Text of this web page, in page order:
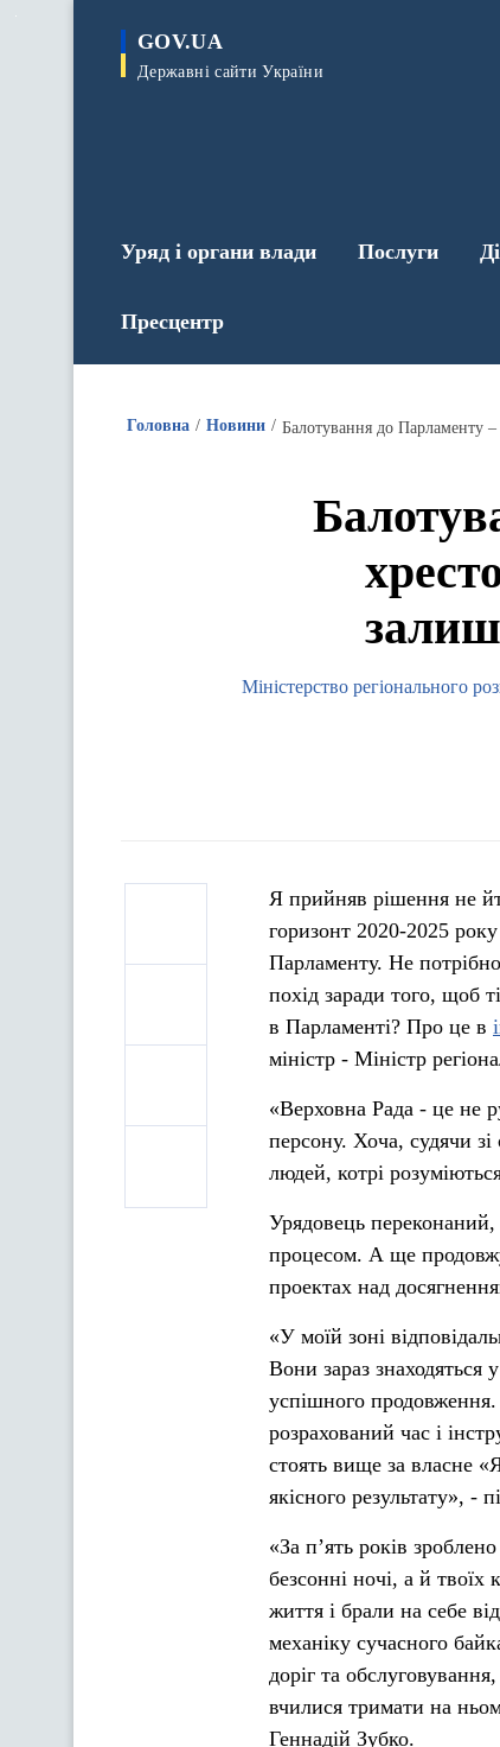
GOV.UA
Державні сайти України
Уряд і органи влади Послуги
Пресцентр
Головна Новини
Міністерство регіонального
Я прийняв рішення не
горизонт 2020-2025
Парламенту. Не
похід заради того, щоб
в Парламенті? Про це в
міністр - Міністр
«Верховна Рада - це не
персону. Хоча, судячи
людей, котрі
Урядовець
процесом. А ще
проектах над
«У моїй зоні
Вони зараз знаходяться
успішного продовження.
розрахований час і
стоять вище за власне
якісного результату», -
«За п’ять років
безсонні ночі, а й твоїх
життя і брали на себе
механіку сучасного
доріг та
вчилися тримати на
Геннадій Зубко.